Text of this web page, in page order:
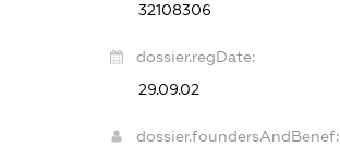
32108306
dossier.regDate:
29.09.02
dossier.foundersAndBenef: